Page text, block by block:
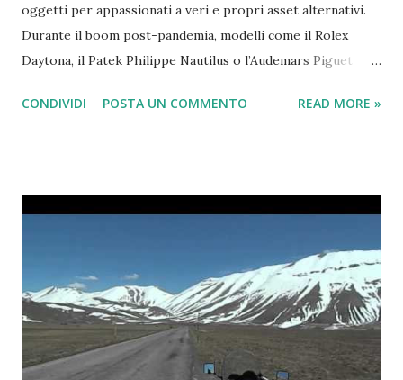
oggetti per appassionati a veri e propri asset alternativi.
Durante il boom post-pandemia, modelli come il Rolex
Daytona, il Patek Philippe Nautilus o l’Audemars Piguet
alimentando l’idea che comprare un orologio potesse
chiedono: gli orologi di lusso sono ancora un investimento
orologi di lusso: cosa è successo tra 2020 e 2022 Durante la
pandemia si è verificato un mix unico di fattori: Fattore
Effetto sul mercato Liquidità elevata Più capitale
disponibile per beni alternativi Produzione limitata Forte
scarsità di modelli richiesti Social media e influencer
CONDIVIDI POSTA UN COMMENTO READ MORE »